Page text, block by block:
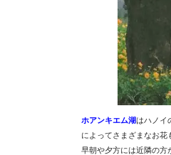
ホアンキエム湖はハノイ
によってさまざまなお花
早朝や夕方には近隣の方